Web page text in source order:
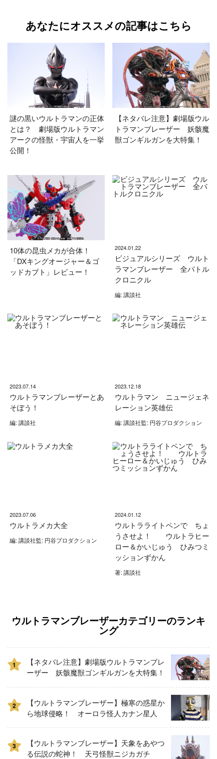
あなたにオススメの記事はこちら
謎の黒いウルトラマンの正体
とは？ 劇場版ウルトラマン
アークの怪獣・宇宙人を一挙
公開！
【ネタバレ注意】劇場版ウル
トラマンブレーザー 妖骸魔
獣ゴンギルガンを大特集！
10体の昆虫メカが合体！
「DXキングオージャー＆ゴ
ッドカブト」レビュー！
2024.01.22
ビジュアルシリーズ ウルト
ラマンブレーザー 全バトル
クロニクル
編: 講談社
2023.07.14
ウルトラマンブレーザーとあ
そぼう！
編: 講談社
2023.12.18
ウルトラマン ニュージェネ
レーション英雄伝
編: 講談社監: 円谷プロダクション
2023.07.06
ウルトラメカ大全
編: 講談社監: 円谷プロダクション
2024.01.12
ウルトラライトペンで ちょ
うさせよ！ ウルトラヒー
ロー＆かいじゅう ひみつミ
ッションずかん
著: 講談社
ウルトラマンブレーザーカテゴリーのランキ
ング
1
【ネタバレ注意】劇場版ウルトラマンブレ
ーザー 妖骸魔獣ゴンギルガンを大特集！
2
【ウルトラマンブレーザー】極寒の惑星か
ら地球侵略！ オーロラ怪人カナン星人
3
【ウルトラマンブレーザー】天象をあやつ
る伝説の蛇神！ 天弓怪獣ニジカガチ